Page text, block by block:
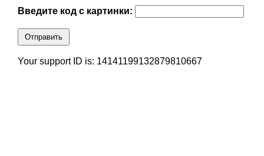
Введите код с картинки:
Отправить
Your support ID is: 14141199132879810667